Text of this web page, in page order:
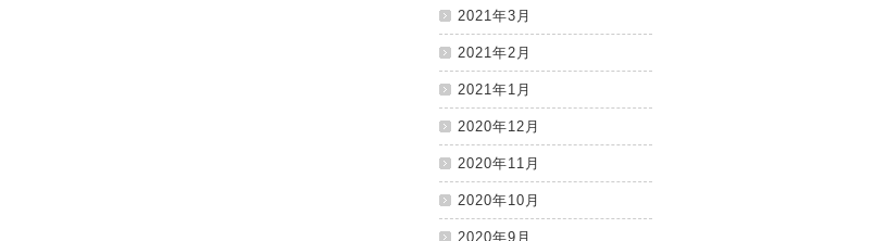
2021年3月
2021年2月
2021年1月
2020年12月
2020年11月
2020年10月
2020年9月